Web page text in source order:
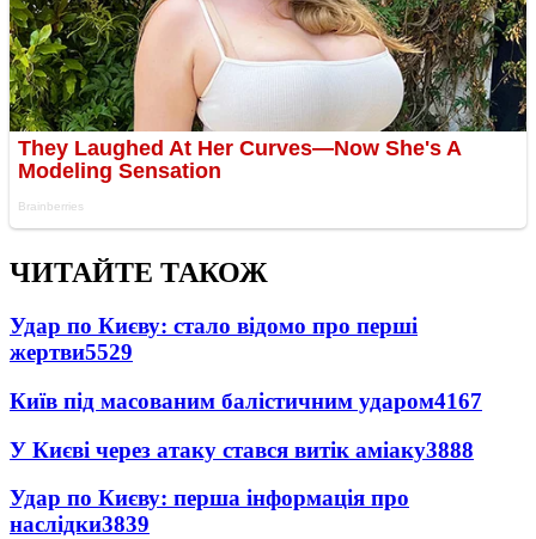
ЧИТАЙТЕ ТАКОЖ
Удар по Києву: стало відомо про перші
жертви5529
Київ під масованим балістичним ударом4167
У Києві через атаку стався витік аміаку3888
Удар по Києву: перша інформація про
наслідки3839